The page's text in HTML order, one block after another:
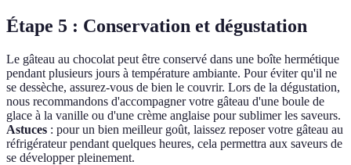
Étape 5 : Conservation et dégustation
Le gâteau au chocolat peut être conservé dans une boîte hermétique
pendant plusieurs jours à température ambiante. Pour éviter qu'il ne
se dessèche, assurez-vous de bien le couvrir. Lors de la dégustation,
nous recommandons d'accompagner votre gâteau d'une boule de
glace à la vanille ou d'une crème anglaise pour sublimer les saveurs.
Astuces : pour un bien meilleur goût, laissez reposer votre gâteau au
réfrigérateur pendant quelques heures, cela permettra aux saveurs de
se développer pleinement.